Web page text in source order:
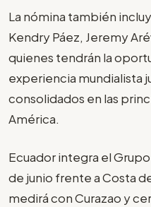
La nómina también
Kendry Páez, Jeremy
quienes tendrán la
experiencia mundialista
consolidados en las
América.
Ecuador integra el
de junio frente a Costa
medirá con Curazao y